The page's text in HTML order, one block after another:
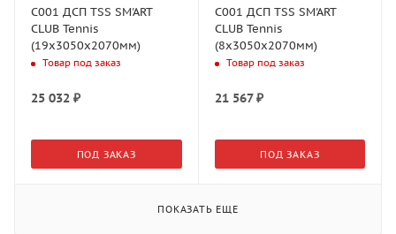
C001 ДСП TSS SM'ART
CLUB Tennis
(19x3050x2070мм)
Товар под заказ
25 032 ₽
ПОД ЗАКАЗ
C001 ДСП TSS SM'ART
CLUB Tennis
(8x3050x2070мм)
Товар под заказ
21 567₽
ПОД ЗАКАЗ
ПОКАЗАТЬ ЕЩЕ